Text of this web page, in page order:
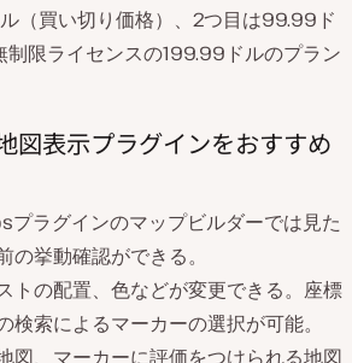
（買い切り価格）、2つ目は99.99ド
限ライセンスの199.99ドルのプラン
図表示プラグインをおすすめ
プラグインのマップビルダーでは見た
の挙動確認ができる。
トの配置、色などが変更できる。座標
検索によるマーカーの選択が可能。
図、マーカーに評価をつけられる地図